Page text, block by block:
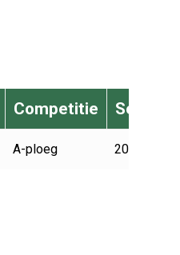
Competitie Seizoen
A-ploeg 2024-2025